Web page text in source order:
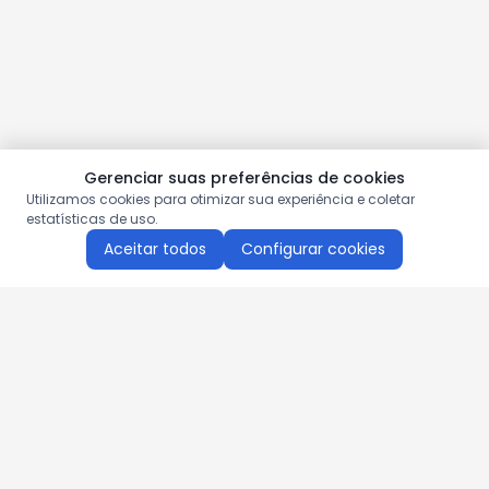
Gerenciar suas preferências de cookies
Utilizamos cookies para otimizar sua experiência e coletar
estatísticas de uso.
Aceitar todos Configurar cookies